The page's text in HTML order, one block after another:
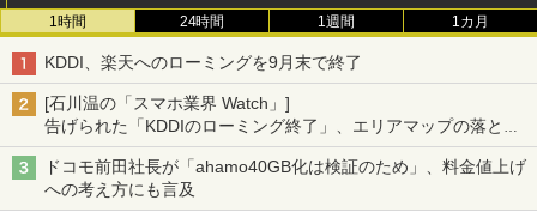
1時間 24時間 1週間 1カ月
KDDI、楽天へのローミングを9月末で終了
[石川温の「スマホ業界 Watch」]
告げられた「KDDIのローミング終了」、エリアマップの落とし
穴と楽天モバイルの課題
ドコモ前田社長が「ahamo40GB化は検証のため」、料金値上げ
への考え方にも言及